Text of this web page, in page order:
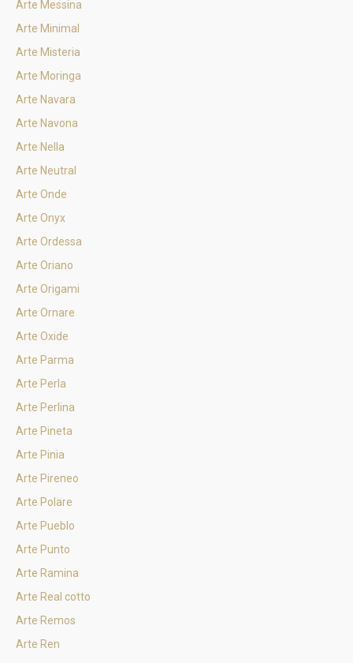
Arte Messina
Arte Minimal
Arte Misteria
Arte Moringa
Arte Navara
Arte Navona
Arte Nella
Arte Neutral
Arte Onde
Arte Onyx
Arte Ordessa
Arte Oriano
Arte Origami
Arte Ornare
Arte Oxide
Arte Parma
Arte Perla
Arte Perlina
Arte Pineta
Arte Pinia
Arte Pireneo
Arte Polare
Arte Pueblo
Arte Punto
Arte Ramina
Arte Real cotto
Arte Remos
Arte Ren